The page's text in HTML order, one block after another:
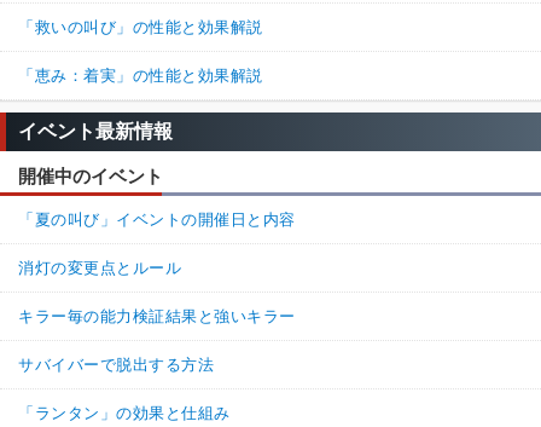
「救いの叫び」の性能と効果解説
「恵み：着実」の性能と効果解説
イベント最新情報
開催中のイベント
「夏の叫び」イベントの開催日と内容
消灯の変更点とルール
キラー毎の能力検証結果と強いキラー
サバイバーで脱出する方法
「ランタン」の効果と仕組み